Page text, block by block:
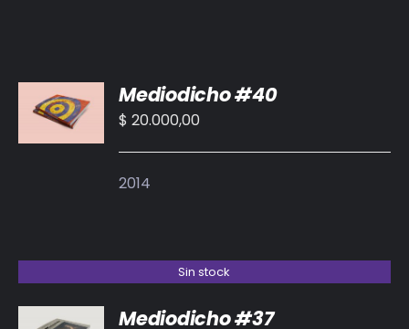
AL
CARRITO
/
Mediodicho #40
$ 20.000,00
2014
Sin stock
Mediodicho #37